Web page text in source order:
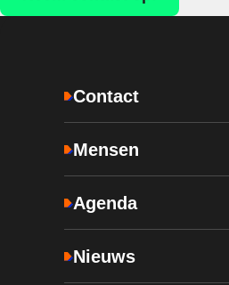
Contact
Mensen
Agenda
Nieuws